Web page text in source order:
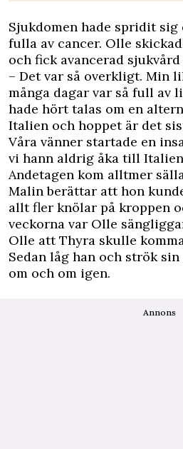
Sjukdomen hade spridit
fulla av cancer. Olle
och fick avancerad
– Det var så overkligt. Min
många dagar var så full av
hade hört talas om en
Italien och hoppet är det
Våra vänner startade en
vi hann aldrig åka till
Andetagen kom alltmer
Malin berättar att hon
allt fler knölar på kroppen
veckorna var Olle
Olle att Thyra skulle
Sedan låg han och strök
om och om igen.
Annons